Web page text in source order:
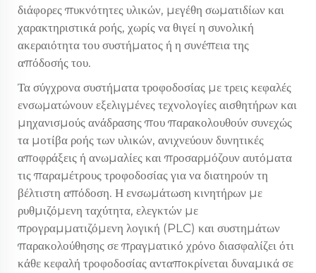
διάφορες πυκνότητες υλικών, μεγέθη σωματιδίων και
χαρακτηριστικά ροής, χωρίς να θιγεί η συνολική
ακεραιότητα του συστήματος ή η συνέπεια της
απόδοσής του.
Τα σύγχρονα συστήματα τροφοδοσίας με τρεις κεφαλές
ενσωματώνουν εξελιγμένες τεχνολογίες αισθητήρων και
μηχανισμούς ανάδρασης που παρακολουθούν συνεχώς
τα μοτίβα ροής των υλικών, ανιχνεύουν δυνητικές
αποφράξεις ή ανωμαλίες και προσαρμόζουν αυτόματα
τις παραμέτρους τροφοδοσίας για να διατηρούν τη
βέλτιστη απόδοση. Η ενσωμάτωση κινητήρων με
ρυθμιζόμενη ταχύτητα, ελεγκτών με
προγραμματιζόμενη λογική (PLC) και συστημάτων
παρακολούθησης σε πραγματικό χρόνο διασφαλίζει ότι
κάθε κεφαλή τροφοδοσίας ανταποκρίνεται δυναμικά σε